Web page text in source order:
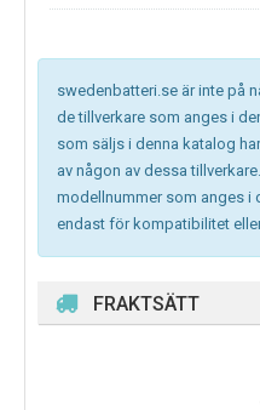
swedenbatteri.se är inte på
de tillverkare som anges i
som säljs i denna katalog
av någon av dessa
modellnummer som anges i
endast för kompatibilitet
FRAKTSÄTT